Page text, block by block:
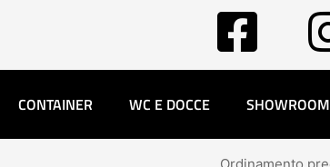
CONTAINER WC E DOCCE SHOWROOM